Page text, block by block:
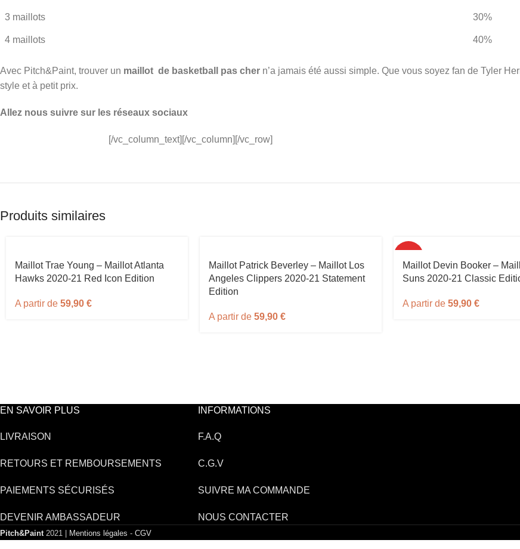
3 maillots 30%
4 maillots 40%
Avec Pitch&Paint, trouver un maillot de basketball pas cher n’a jamais été aussi simple. Que vous soyez fan de Tyler
style et à petit prix.
Allez nous suivre sur les réseaux sociaux
[/vc_column_text][/vc_column][/vc_row]
Produits similaires
Maillot Trae Young – Maillot Atlanta
Hawks 2020-21 Red Icon Edition
A partir de 59,90 €
Maillot Patrick Beverley – Maillot Los
Angeles Clippers 2020-21 Statement
Edition
A partir de 59,90 €
Maillot Devin Booker –
Suns 2020-21 Classic
A partir de 59,90 €
EN SAVOIR PLUS
LIVRAISON
RETOURS ET REMBOURSEMENTS
PAIEMENTS SÉCURISÉS
DEVENIR AMBASSADEUR
INFORMATIONS
F.A.Q
C.G.V
SUIVRE MA COMMANDE
NOUS CONTACTER
Pitch&Paint 2021 | Mentions légales - CGV